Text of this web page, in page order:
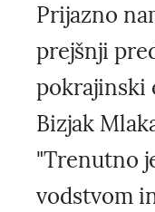
Prijazno
prejšnji
pokrajinski
Bizjak
"Trenutno
vodstvom